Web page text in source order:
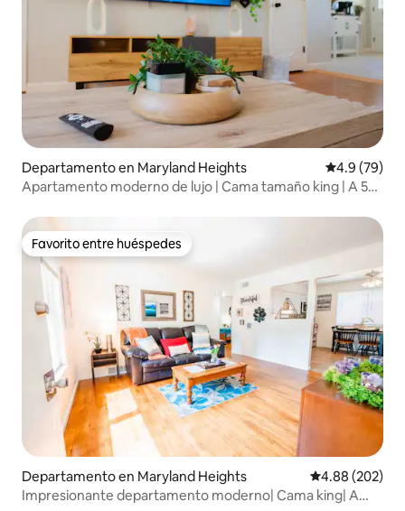
Departamento en Maryland Heights Calificación
4.9 (79)
Apartamento moderno de lujo | Cama tamaño king | A 5
Favorito entre huéspedes
Favorito entre huéspedes
Departamento en Maryland Heights Calificación
4.88 (202)
Impresionante departamento moderno| Cama king| A